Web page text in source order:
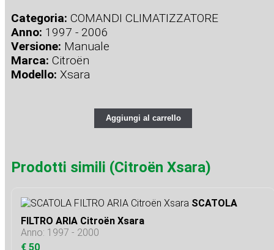
Categoria: COMANDI CLIMATIZZATORE
Anno: 1997 - 2006
Versione: Manuale
Marca: Citroën
Modello: Xsara
Aggiungi al carrello
Prodotti simili (Citroën Xsara)
SCATOLA
FILTRO ARIA Citroën Xsara
Anno: 1997 - 2000
€ 50